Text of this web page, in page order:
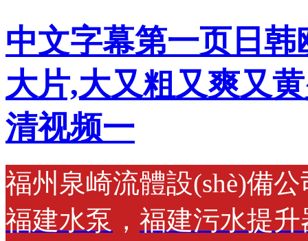
中文字幕第一页日
大片,大又粗又爽又
清视频一
福州泉崎流體設(shè)備
福建水泵 ， 福建污水提升